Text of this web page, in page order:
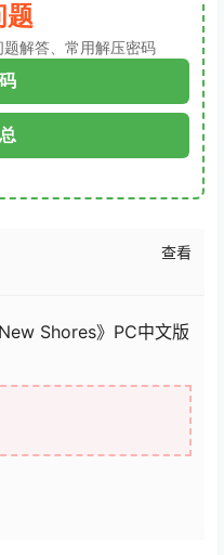
题
解答、常用解压密码
查看
Shores》PC中文版